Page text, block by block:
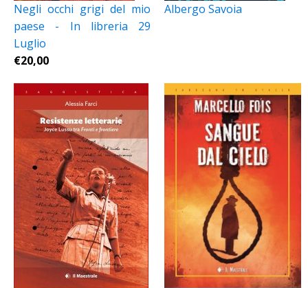
Negli occhi grigi del mio
paese - In libreria 29
Luglio
€20,00
Albergo Savoia